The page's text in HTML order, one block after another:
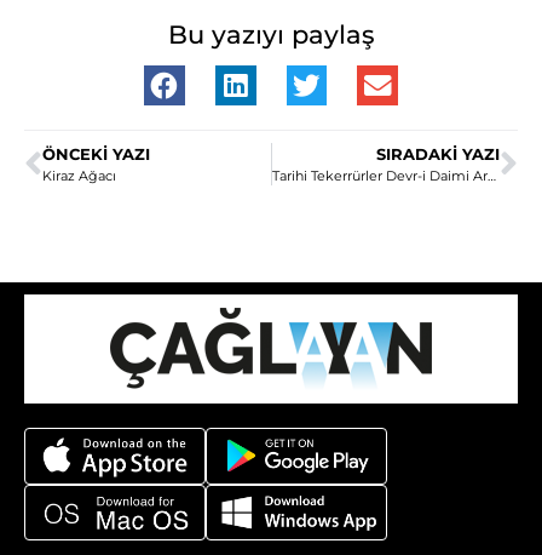
Bu yazıyı paylaş
ÖNCEKI YAZI
Kiraz Ağacı
SIRADAKI YAZI
Tarihi Tekerrürler Devr-i Daimi Aralığına Bağlı Bir Uzun Temenni